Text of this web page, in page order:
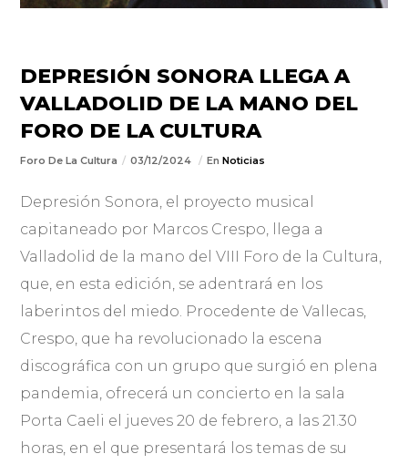
DEPRESIÓN SONORA LLEGA A
VALLADOLID DE LA MANO DEL
FORO DE LA CULTURA
Foro De La Cultura 03/12/2024 EnNoticias
Depresión Sonora, el proyecto musical
capitaneado por Marcos Crespo, llega a
Valladolid de la mano del VIII Foro de la Cultura,
que, en esta edición, se adentrará en los
laberintos del miedo. Procedente de Vallecas,
Crespo, que ha revolucionado la escena
discográfica con un grupo que surgió en plena
pandemia, ofrecerá un concierto en la sala
Porta Caeli el jueves 20 de febrero, a las 21.30
horas, en el que presentará los temas de su